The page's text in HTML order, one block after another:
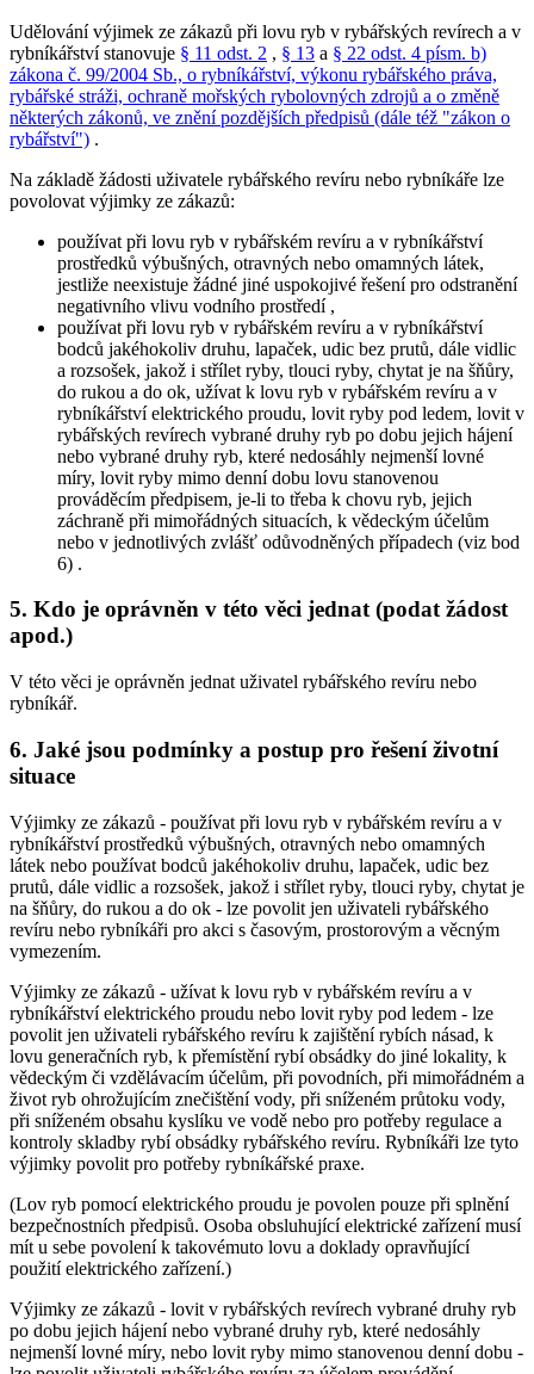
Udělování výjimek ze zákazů při lovu ryb v rybářských revírech a v
rybníkářství stanovuje § 11 odst. 2 , § 13 a § 22 odst. 4 písm. b)
zákona č. 99/2004 Sb., o rybníkářství, výkonu rybářského práva,
rybářské stráži, ochraně mořských rybolovných zdrojů a o změně
některých zákonů, ve znění pozdějších předpisů (dále též "zákon o
rybářství") .
Na základě žádosti uživatele rybářského revíru nebo rybníkáře lze
povolovat výjimky ze zákazů:
používat při lovu ryb v rybářském revíru a v rybníkářství
prostředků výbušných, otravných nebo omamných látek,
jestliže neexistuje žádné jiné uspokojivé řešení pro odstranění
negativního vlivu vodního prostředí ,
používat při lovu ryb v rybářském revíru a v rybníkářství
bodců jakéhokoliv druhu, lapaček, udic bez prutů, dále vidlic
a rozsošek, jakož i střílet ryby, tlouci ryby, chytat je na šňůry,
do rukou a do ok, užívat k lovu ryb v rybářském revíru a v
rybníkářství elektrického proudu, lovit ryby pod ledem, lovit v
rybářských revírech vybrané druhy ryb po dobu jejich hájení
nebo vybrané druhy ryb, které nedosáhly nejmenší lovné
míry, lovit ryby mimo denní dobu lovu stanovenou
prováděcím předpisem, je-li to třeba k chovu ryb, jejich
záchraně při mimořádných situacích, k vědeckým účelům
nebo v jednotlivých zvlášť odůvodněných případech (viz bod
6) .
5. Kdo je oprávněn v této věci jednat (podat žádost
apod.)
V této věci je oprávněn jednat uživatel rybářského revíru nebo
rybníkář.
6. Jaké jsou podmínky a postup pro řešení životní
situace
Výjimky ze zákazů - používat při lovu ryb v rybářském revíru a v
rybníkářství prostředků výbušných, otravných nebo omamných
látek nebo používat bodců jakéhokoliv druhu, lapaček, udic bez
prutů, dále vidlic a rozsošek, jakož i střílet ryby, tlouci ryby, chytat je
na šňůry, do rukou a do ok - lze povolit jen uživateli rybářského
revíru nebo rybníkáři pro akci s časovým, prostorovým a věcným
vymezením.
Výjimky ze zákazů - užívat k lovu ryb v rybářském revíru a v
rybníkářství elektrického proudu nebo lovit ryby pod ledem - lze
povolit jen uživateli rybářského revíru k zajištění rybích násad, k
lovu generačních ryb, k přemístění rybí obsádky do jiné lokality, k
vědeckým či vzdělávacím účelům, při povodních, při mimořádném a
život ryb ohrožujícím znečištění vody, při sníženém průtoku vody,
při sníženém obsahu kyslíku ve vodě nebo pro potřeby regulace a
kontroly skladby rybí obsádky rybářského revíru. Rybníkáři lze tyto
výjimky povolit pro potřeby rybníkářské praxe.
(Lov ryb pomocí elektrického proudu je povolen pouze při splnění
bezpečnostních předpisů. Osoba obsluhující elektrické zařízení musí
mít u sebe povolení k takovémuto lovu a doklady opravňující
použití elektrického zařízení.)
Výjimky ze zákazů - lovit v rybářských revírech vybrané druhy ryb
po dobu jejich hájení nebo vybrané druhy ryb, které nedosáhly
nejmenší lovné míry, nebo lovit ryby mimo stanovenou denní dobu -